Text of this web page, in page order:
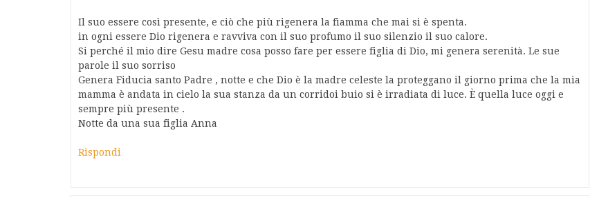
Il suo essere così presente, e ciò che più rigenera la fiamma che mai si è spenta.
in ogni essere Dio rigenera e ravviva con il suo profumo il suo silenzio il suo calore.
Si perché il mio dire Gesu madre cosa posso fare per essere figlia di Dio, mi genera serenità. Le sue
parole il suo sorriso
Genera Fiducia santo Padre , notte e che Dio è la madre celeste la proteggano il giorno prima che la mia
mamma è andata in cielo la sua stanza da un corridoi buio si è irradiata di luce. È quella luce oggi e
sempre più presente .
Notte da una sua figlia Anna
Rispondi